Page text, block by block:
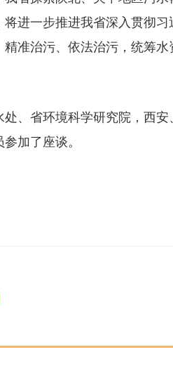
进一步推进我省深入贯彻
准治污、依法治污，统筹
、省环境科学研究院，西
加了座谈。